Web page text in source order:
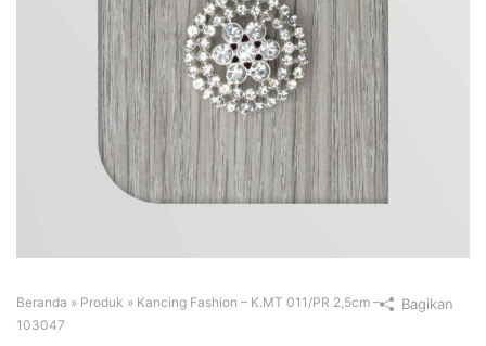
Beranda » Produk » Kancing Fashion – K.MT 011/PR 2,5cm –
103047
Bagikan